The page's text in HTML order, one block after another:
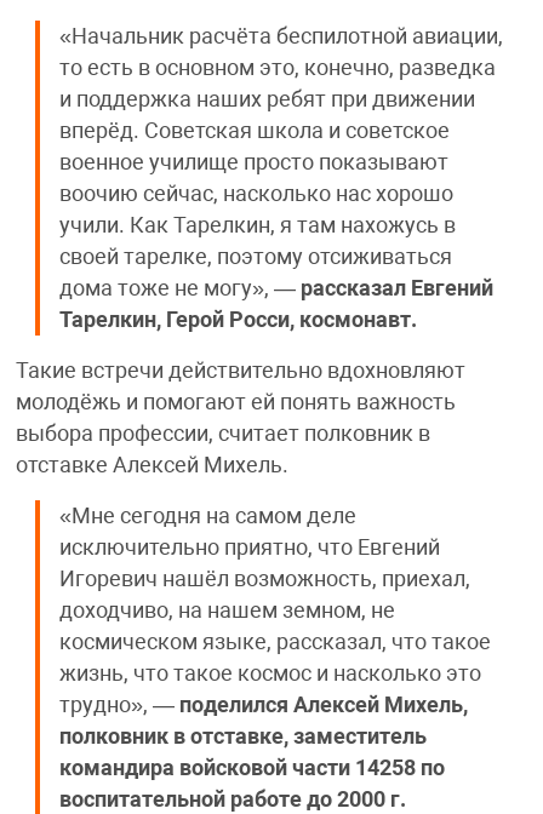
«Начальник расчёта беспилотной авиации,
то есть в основном это, конечно, разведка
и поддержка наших ребят при движении
вперёд. Советская школа и советское
военное училище просто показывают
воочию сейчас, насколько нас хорошо
учили. Как Тарелкин, я там нахожусь в
своей тарелке, поэтому отсиживаться
дома тоже не могу», — рассказал Евгений
Тарелкин, Герой Росси, космонавт.
Такие встречи действительно вдохновляют
молодёжь и помогают ей понять важность
выбора профессии, считает полковник в
отставке Алексей Михель.
«Мне сегодня на самом деле
исключительно приятно, что Евгений
Игоревич нашёл возможность, приехал,
доходчиво, на нашем земном, не
космическом языке, рассказал, что такое
жизнь, что такое космос и насколько это
трудно», — поделился Алексей Михель,
полковник в отставке, заместитель
командира войсковой части 14258 по
воспитательной работе до 2000 г.